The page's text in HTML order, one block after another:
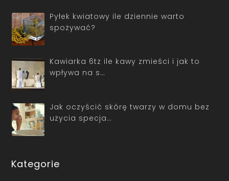
Pyłek kwiatowy ile dziennie warto
spożywać?
Kawiarka 6tz ile kawy zmieści i jak to
wpływa na s…
Jak oczyścić skórę twarzy w domu bez
użycia specja…
Kategorie